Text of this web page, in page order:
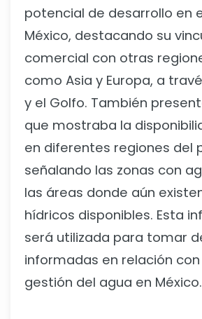
potencial de desarrollo en
México, destacando su
comercial con otras
como Asia y Europa, a
y el Golfo. También
que mostraba la
en diferentes regiones del
señalando las zonas con
las áreas donde aún
hídricos disponibles. Esta
será utilizada para tomar
informadas en relación con
gestión del agua en México.